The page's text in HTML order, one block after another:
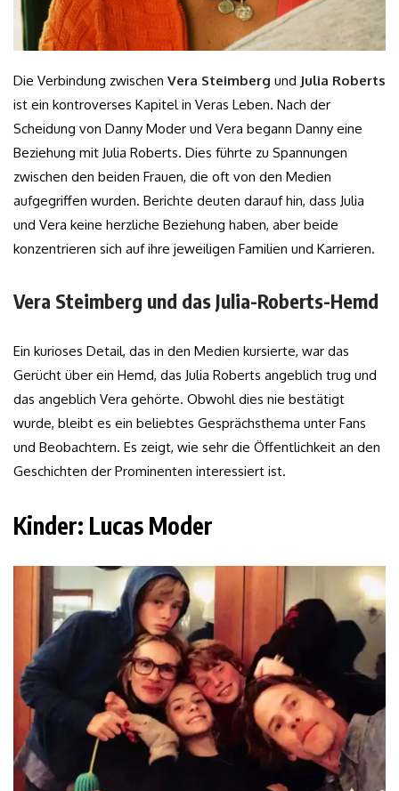
Die Verbindung zwischen Vera Steimberg und Julia Roberts
ist ein kontroverses Kapitel in Veras Leben. Nach der
Scheidung von Danny Moder und Vera begann Danny eine
Beziehung mit Julia Roberts. Dies führte zu Spannungen
zwischen den beiden Frauen, die oft von den Medien
aufgegriffen wurden. Berichte deuten darauf hin, dass Julia
und Vera keine herzliche Beziehung haben, aber beide
konzentrieren sich auf ihre jeweiligen Familien und Karrieren.
Vera Steimberg und das Julia-Roberts-Hemd
Ein kurioses Detail, das in den Medien kursierte, war das
Gerücht über ein Hemd, das Julia Roberts angeblich trug und
das angeblich Vera gehörte. Obwohl dies nie bestätigt
wurde, bleibt es ein beliebtes Gesprächsthema unter Fans
und Beobachtern. Es zeigt, wie sehr die Öffentlichkeit an den
Geschichten der Prominenten interessiert ist.
Kinder: Lucas Moder